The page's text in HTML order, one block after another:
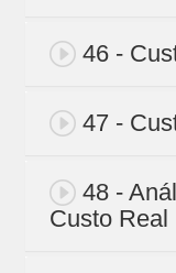
46 -
47 -
48 -
Custo Real